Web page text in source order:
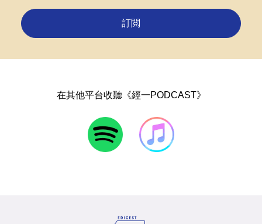
訂閲
在其他平台收聽《經一PODCAST》